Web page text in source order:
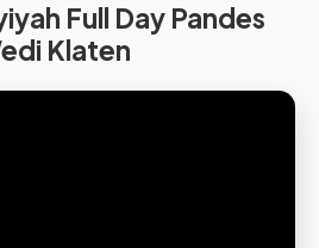
Full Day Pandes
Klaten